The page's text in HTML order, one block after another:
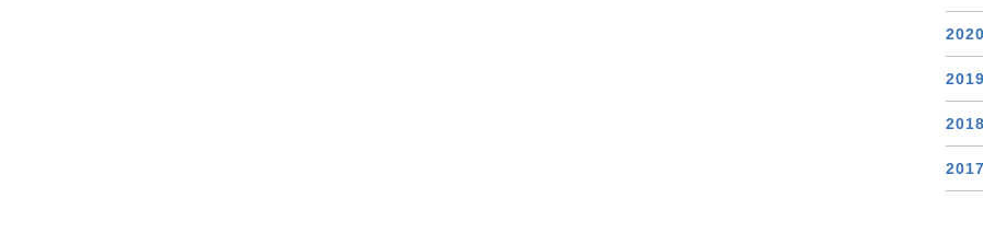
2020
2019
2018
2017